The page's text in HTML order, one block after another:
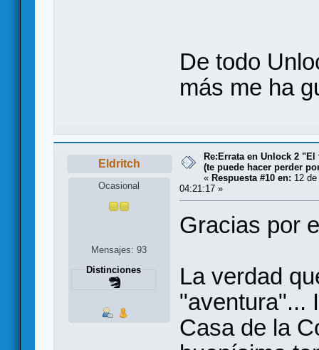
De todo
más me ha
Eldritch
Ocasional
Mensajes: 93
Distinciones
Re:Errata en Unlock 2
(te puede hacer perder
« Respuesta #10 en: 12
04:21:17 »
Gracias por
La verdad
"aventura"...
Casa de la